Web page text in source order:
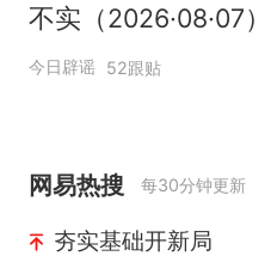
不实（2026·08·07）
今日辟谣 52跟贴
网易热搜 每30分钟更新
夯实基础开新局